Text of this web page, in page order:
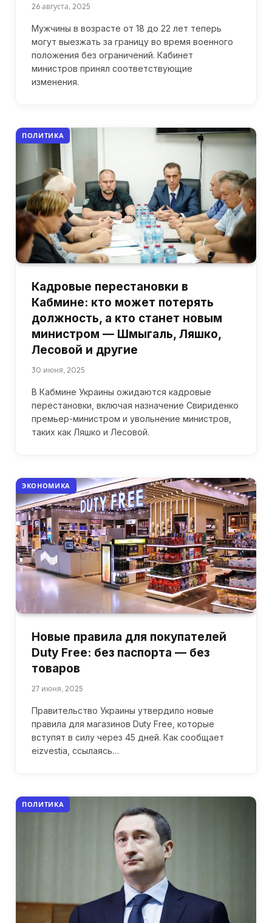
26 августа, 2025
Мужчины в возрасте от 18 до 22 лет теперь
могут выезжать за границу во время военного
положения без ограничений. Кабинет
министров принял соответствующие
изменения.
ПОЛИТИКА
Кадровые перестановки в
Кабмине: кто может потерять
должность, а кто станет новым
министром — Шмыгаль, Ляшко,
Лесовой и другие
30 июня, 2025
В Кабмине Украины ожидаются кадровые
перестановки, включая назначение Свириденко
премьер-министром и увольнение министров,
таких как Ляшко и Лесовой.
ЭКОНОМИКА
Новые правила для покупателей
Duty Free: без паспорта — без
товаров
27 июня, 2025
Правительство Украины утвердило новые
правила для магазинов Duty Free, которые
вступят в силу через 45 дней. Как сообщает
eizvestia, ссылаясь…
ПОЛИТИКА